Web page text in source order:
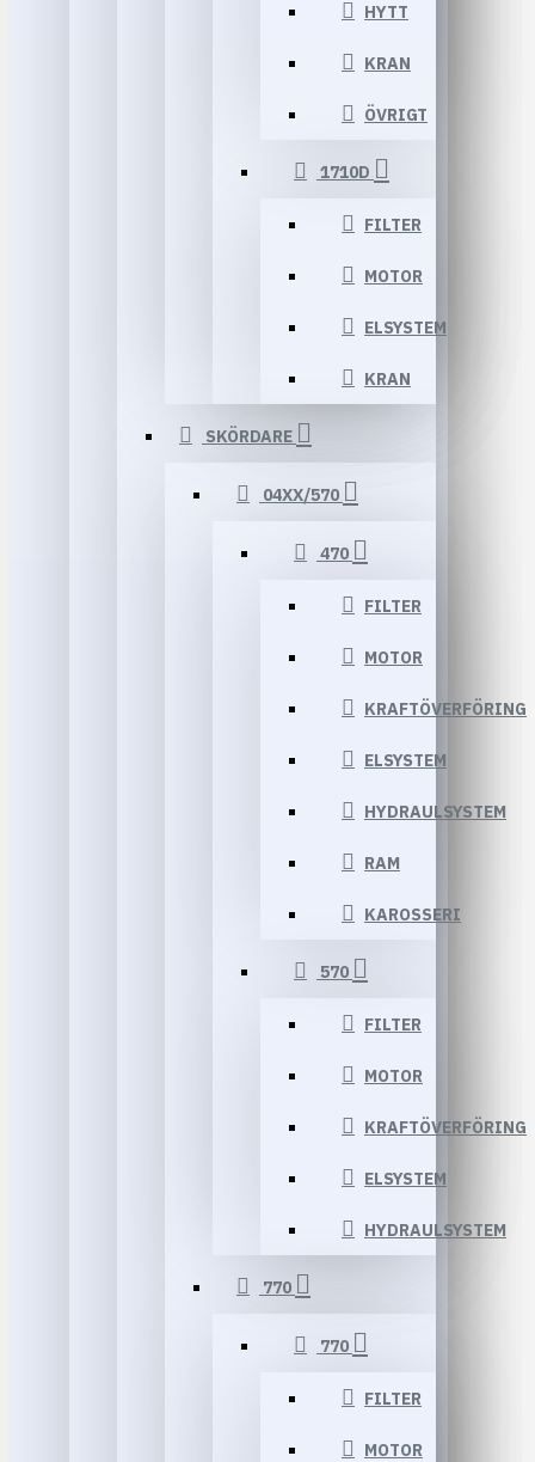
HYTT
KRAN
ÖVRIGT
1710D
FILTER
MOTOR
ELSYSTEM
KRAN
SKÖRDARE
04XX/570
470
FILTER
MOTOR
KRAFTÖVERFÖRING
ELSYSTEM
HYDRAULSYSTEM
RAM
KAROSSERI
570
FILTER
MOTOR
KRAFTÖVERFÖRING
ELSYSTEM
HYDRAULSYSTEM
770
770
FILTER
MOTOR